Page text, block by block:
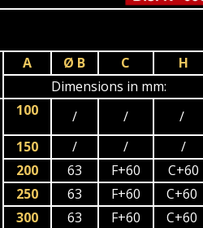
A Ø B C
H
Dimensions in mm:
100 / /
/
150
/ /
/
200
63 F+60
C+60
250
63 F+60
C+60
300
63 F+60
C+60